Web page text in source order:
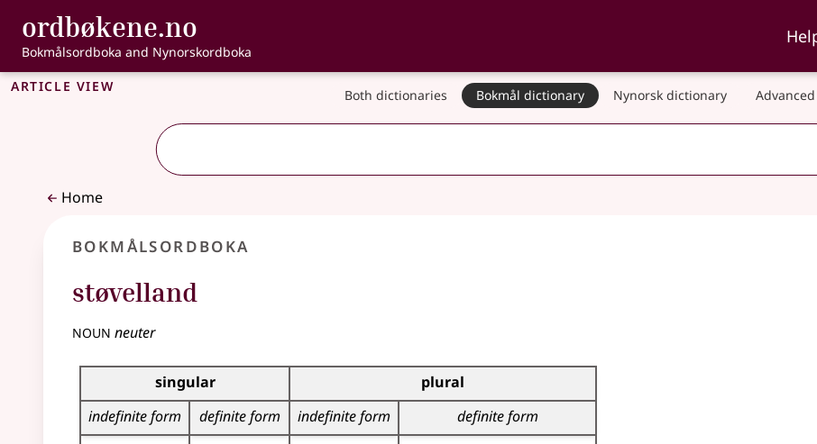
Skip to main content
Accessibility
ordbøkene.no
Bokmålsordboka and Nynorskordboka
Article view Both dictionaries Bokmål dictionary Nynorsk dictionary
Home
Bokmålsordboka
støvelland
noun neuter
Inflection table for this noun
singular
plural
indefinite form
definite form indefinite form
definite form